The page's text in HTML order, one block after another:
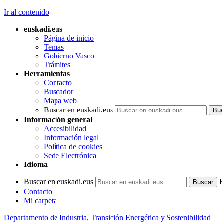
Ir al contenido
euskadi.eus
Página de inicio
Temas
Gobierno Vasco
Trámites
Herramientas
Contacto
Buscador
Mapa web
Buscar en euskadi.eus
Información general
Accesibilidad
Información legal
Política de cookies
Sede Electrónica
Idioma
Buscar en euskadi.eus
Contacto
Mi carpeta
Departamento de Industria, Transición Energética y Sostenibilidad